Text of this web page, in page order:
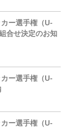
ー選手権（U-
合せ決定のお知
ー選手権（U-
ー選手権（U-